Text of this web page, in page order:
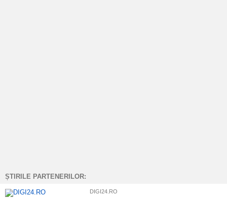
ȘTIRILE PARTENERILOR:
DIGI24.RO